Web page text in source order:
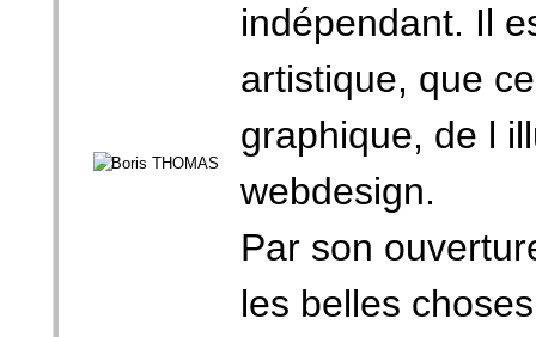
indépendant. Il
artistique, que
graphique, de l
webdesign.
Par son
les belles